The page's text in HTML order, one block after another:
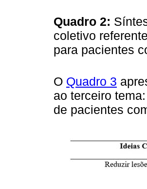
Quadro 2:
coletivo
para pacientes
O Quadro 3
ao terceiro
de pacientes